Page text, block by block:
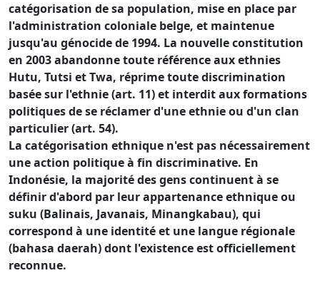
catégorisation de sa population, mise en place par
l'administration coloniale belge, et maintenue
jusqu'au génocide de 1994. La nouvelle constitution
en 2003 abandonne toute référence aux ethnies
Hutu, Tutsi et Twa, réprime toute discrimination
basée sur l'ethnie (art. 11) et interdit aux formations
politiques de se réclamer d'une ethnie ou d'un clan
particulier (art. 54).
La catégorisation ethnique n'est pas nécessairement
une action politique à fin discriminative. En
Indonésie, la majorité des gens continuent à se
définir d'abord par leur appartenance ethnique ou
suku (Balinais, Javanais, Minangkabau), qui
correspond à une identité et une langue régionale
(bahasa daerah) dont l'existence est officiellement
reconnue.